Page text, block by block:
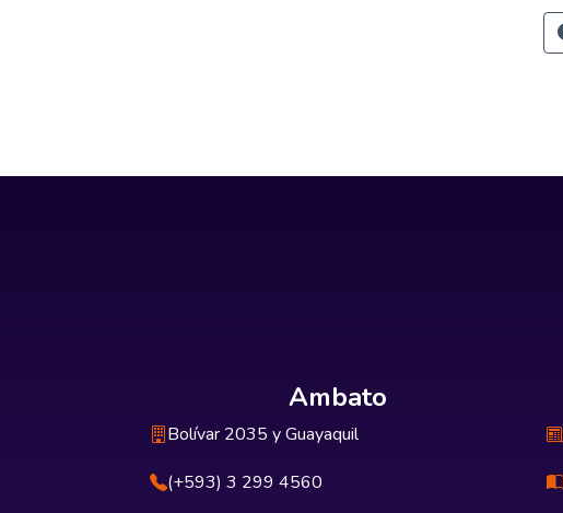
Ambato
Bolívar 2035 y Guayaquil
(+593) 3 299 4560